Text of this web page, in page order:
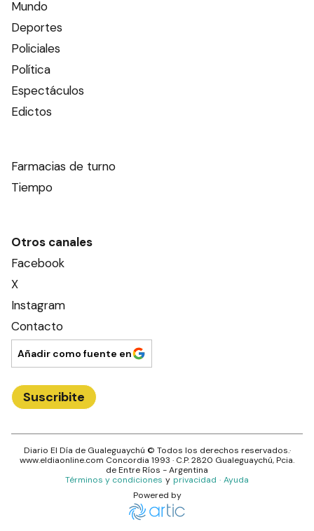
Mundo
Deportes
Policiales
Política
Espectáculos
Edictos
Farmacias de turno
Tiempo
Otros canales
Facebook
X
Instagram
Contacto
Añadir como fuente en
Suscribite
Diario El Día de Gualeguaychú © Todos los derechos reservados.·
www.eldiaonline.com Concordia 1993 · C.P.2820 Gualeguaychú, Pcia.
deEntre Ríos - Argentina
Términos y condiciones y privacidad · Ayuda
Powered by